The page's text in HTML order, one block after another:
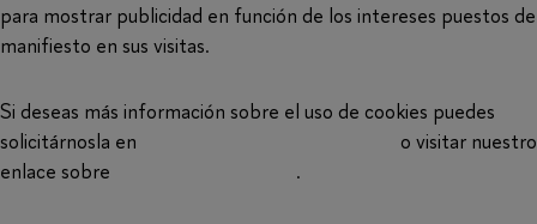
para mostrar publicidad en función de los intereses puestos de
manifiesto en sus visitas.
Si deseas más información sobre el uso de cookies puedes
solicitárnosla en
o visitar nuestro
enlace sobre
.